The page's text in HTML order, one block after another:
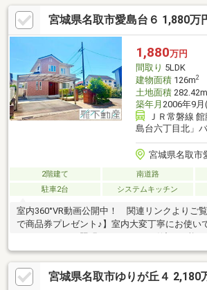
た空間としても使えます。■約10帖の居室には
え、衣類や季節物もすっきり収納可能。■落ち
やかな生活を過ごせます■リフォーム履歴（
器・便座交換、洗面室クロス貼替え 等不動
ドレジデンシャル東日本へお任せください０
０３までお気軽にお問い合わせください。
宮城県名取市愛島台６ 1,880万
1,880万円
間取り 5LDK
建物面積126m2
土地面積282.42m
築年月 2006年9
ＪＲ常磐線
島台六丁目北」
宮城県名取市
2階建て 南道路
駐車2台
システムキッチン
室内360°VR動画公開中！ 関連リンクよりご
で商品券プレゼント♪】室内大変丁寧にお使い
オール電化住宅◆敷地面積約85坪 南西角地◆
LDK◆2021年9月 食洗器設置◆2020年9月
ーモジュール施工(尺モジュールより幅が広い
宮城県名取市ゆりが丘４ 2,180